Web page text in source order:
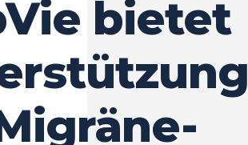
bietet